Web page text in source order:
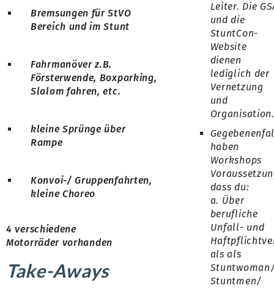
Bremsungen für StVO
Bereich und im Stunt
Fahrmanöver z.B.
Försterwende, Boxparking,
Slalom fahren, etc.
kleine Sprünge über
Rampe
Konvoi-/ Gruppenfahrten,
kleine Choreo
4 verschiedene
Motorräder vorhanden
Take-Aways
Leiter. Die
und die
StuntCon-
Website
dienen
lediglich der
Vernetzung
und
Organisation.
haben
Workshops
dass du:
a. Über
berufliche
Unfall- und
als als
Stuntmen/